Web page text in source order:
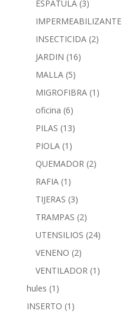
ESPATULA (3)
IMPERMEABILIZANTE
INSECTICIDA (2)
JARDIN (16)
MALLA (5)
MIGROFIBRA (1)
oficina (6)
PILAS (13)
PIOLA (1)
QUEMADOR (2)
RAFIA (1)
TIJERAS (3)
TRAMPAS (2)
UTENSILIOS (24)
VENENO (2)
VENTILADOR (1)
hules (1)
INSERTO (1)